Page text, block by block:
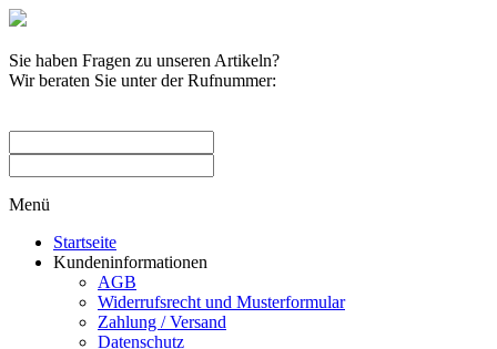
Sie haben Fragen zu unseren Artikeln?
Wir beraten Sie unter der Rufnummer:
Menü
Startseite
Kundeninformationen
AGB
Widerrufsrecht und Musterformular
Zahlung / Versand
Datenschutz